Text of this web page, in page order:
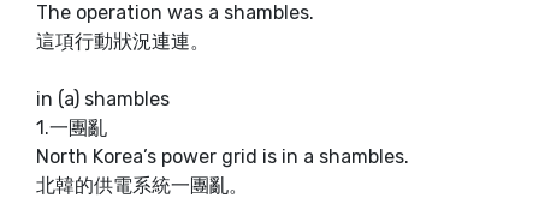
The operation was a shambles.
這項行動狀況連連。
in (a) shambles
1.一團亂
North Korea’s power grid is in a shambles.
北韓的供電系統一團亂。